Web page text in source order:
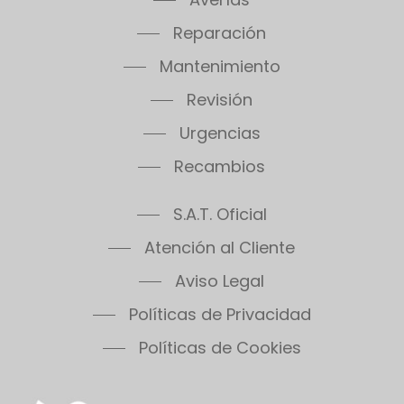
Reparación
Mantenimiento
Revisión
Urgencias
Recambios
S.A.T. Oficial
Atención al Cliente
Aviso Legal
Políticas de Privacidad
Políticas de Cookies